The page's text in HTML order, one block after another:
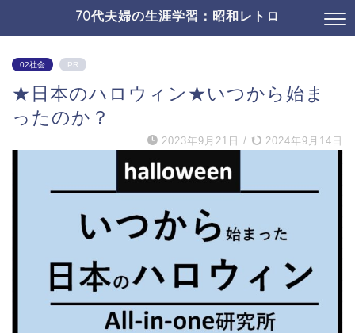
70代夫婦の生涯学習：昭和レトロ
02社会 PR
★日本のハロウィン★いつから始ま
ったのか？
2023年9月21日 / 2024年9月14日